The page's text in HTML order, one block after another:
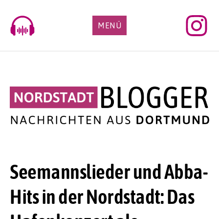
content
MENÜ
Seemannslieder und Abba-
Hits in der Nordstadt: Das